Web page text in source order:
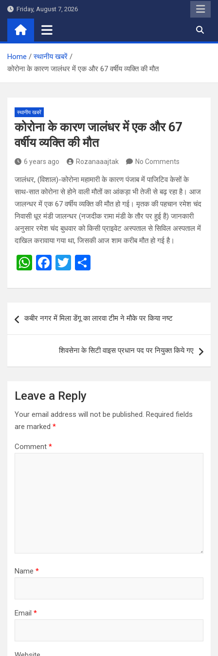
Skip
content
Friday, August 7, 2026
Home
स्थानीय खबरें
कोरोना के कारण जालंधर में एक और 67 वर्षीय व्यक्ति की मौत
स्थानीय खबरें
कोरोना के कारण जालंधर में एक और 67
वर्षीय व्यक्ति की मौत
6 years ago Rozanaaajtak No Comments
जालंधर, (विशाल)-कोरोना महामारी के कारण पंजाब में पाजिटिव केसों के
साथ-सात कोरोना से होने वाली मौतों का आंकड़ा भी तेजी से बढ़ रहा है। आज
जालन्धर में एक 67 वर्षीय व्यक्ति की मौत हो गई। मृतक की पहचान रमेश चंद
निवासी धूर मंडी जालन्धर (नजदीक रामा मंडी के तौर पर हुई है) जानकारी
अनुसार रमेश चंद बुधवार को किसी प्राइवेट अस्पताल से सिविल अस्पताल में
दाखिल करावाया गया था, जिसकी आज शाम करीब मौत हो गई है।
W
at
s
A
p
F
ce
b
o
o
T
tt
er
ar
navigation
कबीर नगर में मिला डेंगू का लारवा टीम ने मौके पर किया नष्ट
शिवसेना के सिटी वाइस प्रधान पद पर नियुक्त किये गए
Leave a Reply
Your email address will not be published. Required fields
are marked *
Comment *
Name *
Email *